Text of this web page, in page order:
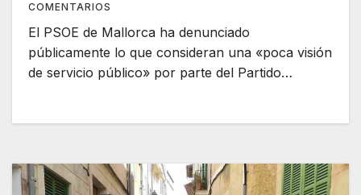
COMENTARIOS
El PSOE de Mallorca ha denunciado
públicamente lo que consideran una «poca visión
de servicio público» por parte del Partido…